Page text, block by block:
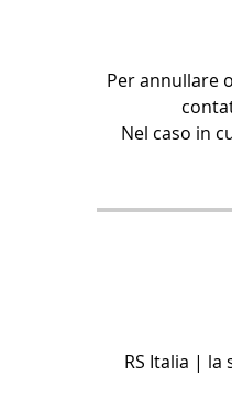
Per annullare
Nel caso in
RS Italia | la